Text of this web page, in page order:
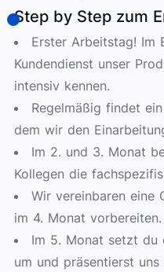
Step by Step zum
Erster Arbeitstag! Im
Kundendienst unser
intensiv kennen.
Regelmäßig findet
dem wir den
Im 2. und 3. Monat
Kollegen die
Wir vereinbaren eine
im 4. Monat vorbereiten.
Im 5. Monat setzt du
um und präsentierst